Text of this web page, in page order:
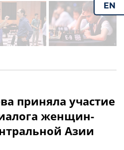
приняла участие
женщин-
Азии
EN